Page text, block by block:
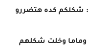
: شكلكم كده هتضررو
وماما وخلت شكلهم